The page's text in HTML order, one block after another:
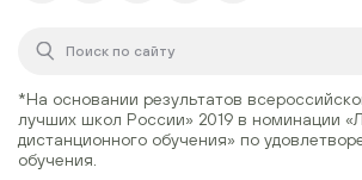
*На основании результатов
лучших школ России» 2019 в номинации
дистанционного обучения» по
обучения.